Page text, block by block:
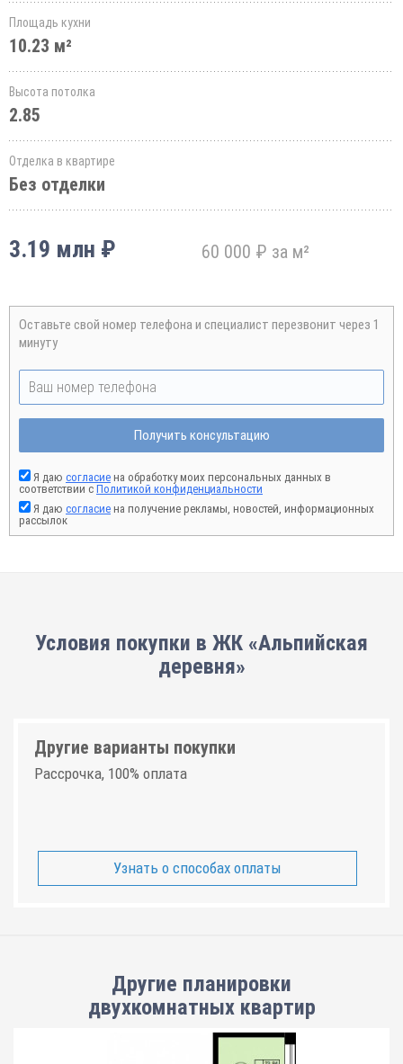
Площадь кухни
10.23 м²
Высота потолка
2.85
Отделка в квартире
Без отделки
3.19 млн ₽ 60 000 ₽ за м²
Оставьте свой номер телефона и специалист перезвонит через 1
минуту
Получить консультацию
Я даю согласие на обработку моих персональных данных в
соответствии с Политикой конфиденциальности
Я даю согласие на получение рекламы, новостей, информационных
рассылок
Условия покупки в ЖК «Альпийская
деревня»
Другие варианты покупки
Рассрочка, 100% оплата
Узнать о способах оплаты
Другие планировки
двухкомнатных квартир